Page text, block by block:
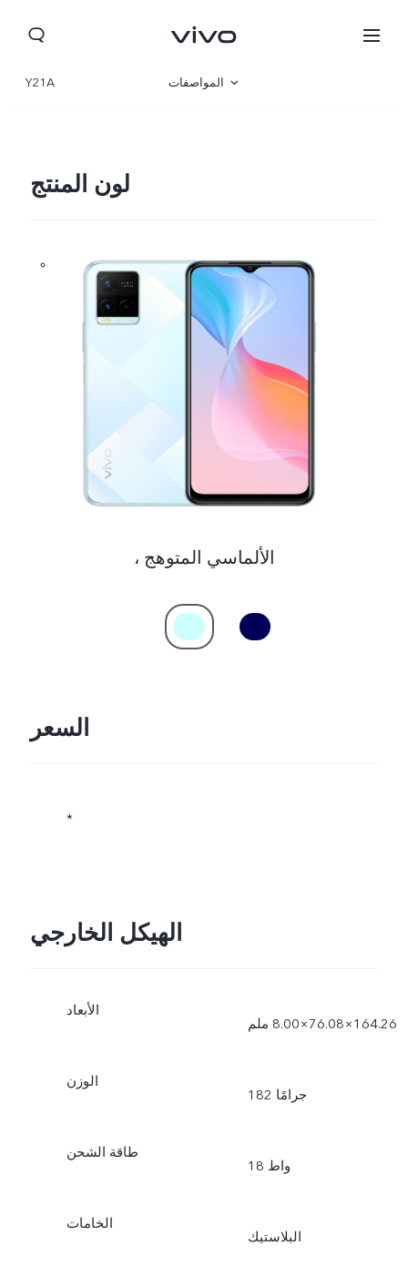
Y21A المواصفات
لون المنتج
، الألماسي المتوهج
السعر
*
الهيكل الخارجي
الأبعاد
الوزن
182 جرامًا
طاقة الشحن
18 واط
الخامات
البلاستيك